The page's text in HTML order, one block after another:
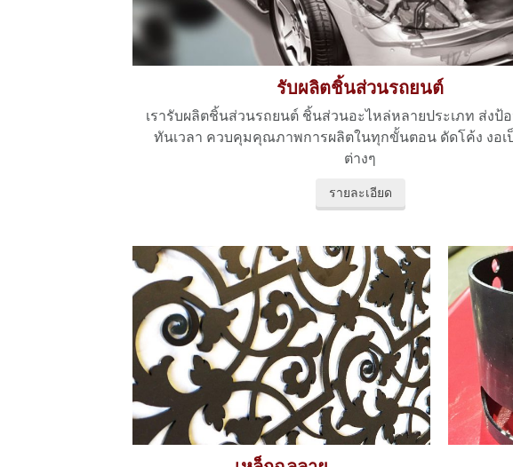
รับผลิตชิ้นส่วนรถยนต์
เรารับผลิตชิ้นส่วนรถยนต์ ชิ้นส่วนอะไหล่หลายประเภท ส่งป้
ทันเวลา ควบคุมคุณภาพการผลิตในทุกขั้นตอน ดัดโค้ง งอเ
ต่างๆ
รายละเอียด